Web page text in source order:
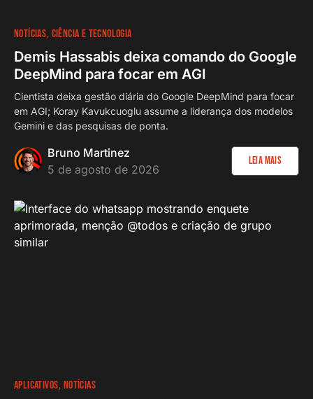
NOTÍCIAS CIÊNCIA E TECNOLOGIA
Demis Hassabis deixa comando do Google
DeepMind para focar em AGI
Cientista deixa gestão diária do Google DeepMind para focar
em AGI; Koray Kavukcuoglu assume a liderança dos modelos
Gemini e das pesquisas de ponta.
Bruno Martinez
5 de agosto de 2026
Leia Mais
APLICATIVOS NOTÍCIAS